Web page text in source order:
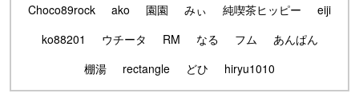
Choco89rock
ako 園園 みぃ 純喫茶ヒッピー
eiji
ko88201
ウチータ RM なる フム
あんぱん
棚湯
rectangle どひ hiryu1010